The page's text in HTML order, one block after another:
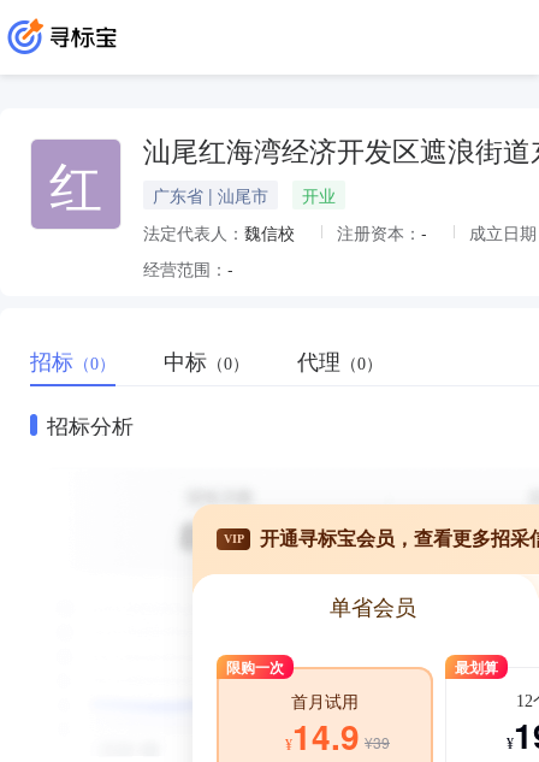
红 汕尾红海湾经济开发区遮浪街
广东省 | 汕尾市
开业
法定代表人： 魏信校 注册资本： -
成立日
经营范围： -
招标 （0） 中标 （0） 代理 （0）
招标分析
VIP 开通寻标宝会员，查看更多招采
单省会员
限购一次
首月试用
¥14.9 ¥39
最划算
12
¥